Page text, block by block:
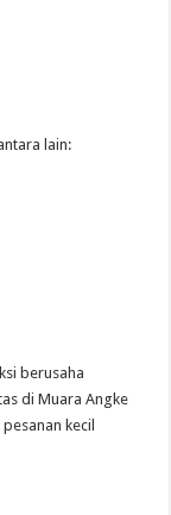
lain:
berusaha
di Muara Angke
kecil